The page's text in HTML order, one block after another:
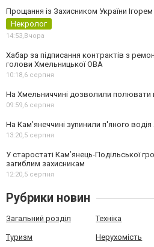
Прощання із Захисником України
Некролог
14:53, Вчора
Хабар за підписання контрактів з
голови Хмельницької ОВА
10:18,6 серпня
На Хмельниччині дозволили полювати
09:59,6 серпня
На Камʼянеччині зупинили п'яного
13:20,5 серпня
У старостаті Кам’янець-Подільської
загиблим захисникам
12:20,5 серпня
Рубрики новин
Загальний розділ Техніка
Туризм Нерухомість